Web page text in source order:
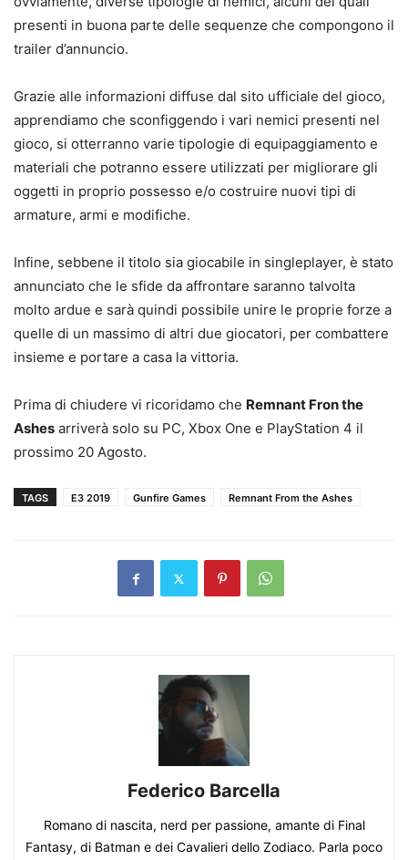
presenti in buona parte delle sequenze che compongono il
trailer d’annuncio.
Grazie alle informazioni diffuse dal sito ufficiale del gioco,
apprendiamo che sconfiggendo i vari nemici presenti nel
gioco, si otterranno varie tipologie di equipaggiamento e
materiali che potranno essere utilizzati per migliorare gli
oggetti in proprio possesso e/o costruire nuovi tipi di
armature, armi e modifiche.
Infine, sebbene il titolo sia giocabile in singleplayer, è stato
annunciato che le sfide da affrontare saranno talvolta
molto ardue e sarà quindi possibile unire le proprie forze a
quelle di un massimo di altri due giocatori, per combattere
insieme e portare a casa la vittoria.
Prima di chiudere vi ricoridamo che Remnant Fron the
Ashes arriverà solo su PC, Xbox One e PlayStation 4 il
prossimo 20 Agosto.
TAGS E3 2019 Gunfire Games Remnant From the Ashes
Federico Barcella
Romano di nascita, nerd per passione, amante di Final
Fantasy, di Batman e dei Cavalieri dello Zodiaco. Parla poco